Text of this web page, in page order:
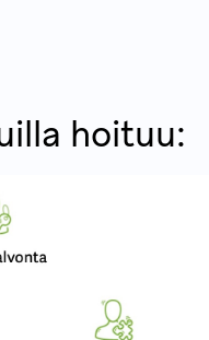
hoituu: